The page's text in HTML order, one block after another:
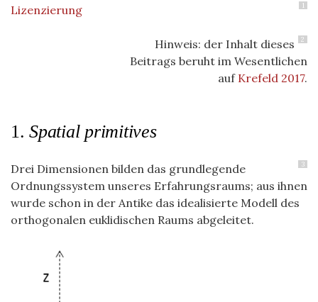
1
Lizenzierung
2
Hinweis: der Inhalt dieses
Beitrags beruht im Wesentlichen
auf Krefeld 2017.
1.Spatial primitives
3
Drei Dimensionen bilden das grundlegende
Ordnungssystem unseres Erfahrungsraums; aus ihnen
wurde schon in der Antike das idealisierte Modell des
orthogonalen euklidischen Raums abgeleitet.